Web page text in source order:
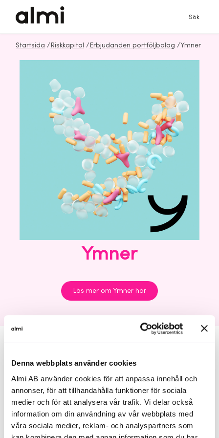
Denna webbplats använder cookies
Almi AB använder cookies för att anpassa innehåll och
annonser, för att tillhandahålla funktioner för sociala
medier och för att analysera vår trafik. Vi delar också
information om din användning av vår webbplats med
våra sociala medier, reklam- och analyspartners som
Sök
Startsida / Riskkapital / Erbjudanden portföljbolag /Ymner
Ymner
Läs mer om Ymner här
Ymner rådger kring offentlig
finansiering
Ymner gör det enkelt att hitta och söka offentlig
finansiering. Ymner erbjuder Almi Invests
portföljbolag 1 timmes kostnadsfri rådgivning om
offentlig finansiering som exempelvis kan användas